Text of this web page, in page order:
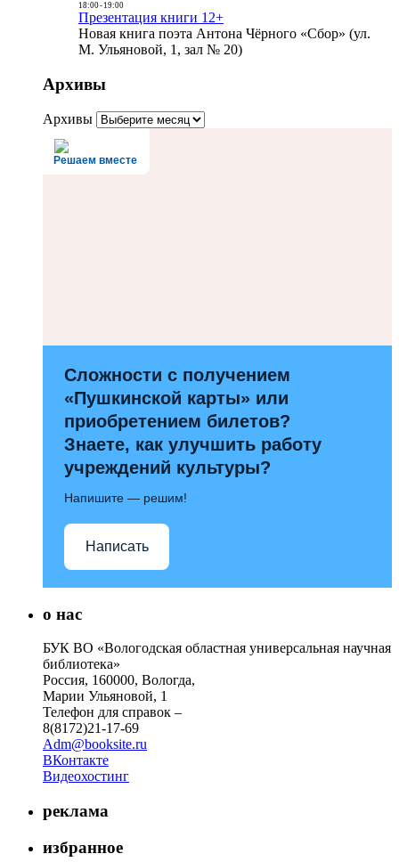
18:00- 19:00
Презентация книги 12+
Новая книга поэта Антона Чёрного «Сбор» (ул.
М. Ульяновой, 1, зал № 20)
Архивы
Архивы
Решаем вместе
Сложности с получением
«Пушкинской карты» или
приобретением билетов?
Знаете, как улучшить работу
учреждений культуры?
Напишите — решим!
Написать
о нас
БУК ВО «Вологодская областная универсальная научная
библиотека»
Россия, 160000, Вологда,
Марии Ульяновой, 1
Телефон для справок –
8(8172)21-17-69
Adm@booksite.ru
ВКонтакте
Видеохостинг
реклама
избранное